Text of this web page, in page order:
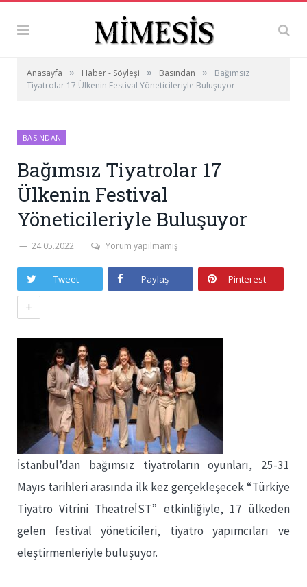
Anasayfa » Haber - Söyleşi » Basından »
Bağımsız
Tiyatrolar 17 Ülkenin Festival Yöneticileriyle Buluşuyor
BASINDAN
Bağımsız Tiyatrolar 17
Ülkenin Festival
Yöneticileriyle Buluşuyor
24.05.2022 Yorum yapılmamış
Tweet Paylaş Pinterest
+
İstanbul’dan bağımsız tiyatroların oyunları, 25-31
Mayıs tarihleri arasında ilk kez gerçekleşecek “Türkiye
Tiyatro Vitrini TheatreİST” etkinliğiyle, 17 ülkeden
gelen festival yöneticileri, tiyatro yapımcıları ve
eleştirmenleriyle buluşuyor.